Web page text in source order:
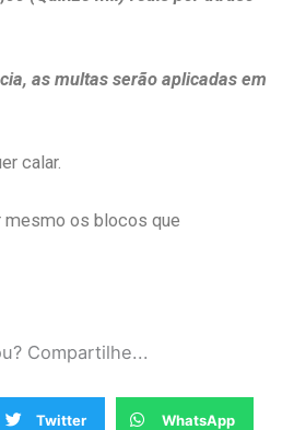
as multas serão aplicadas em
calar.
mesmo os blocos que
Compartilhe...
Twitter WhatsApp